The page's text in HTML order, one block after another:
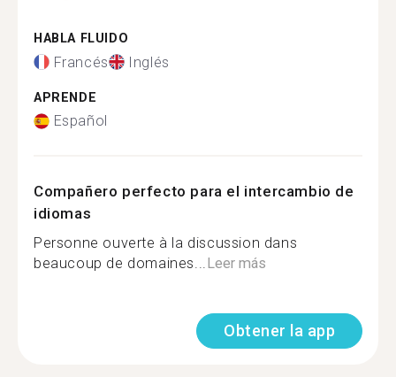
HABLA FLUIDO
Francés Inglés
APRENDE
Español
Compañero perfecto para el intercambio de
idiomas
Personne ouverte à la discussion dans
beaucoup de domaines...Leer más
Obtener la app